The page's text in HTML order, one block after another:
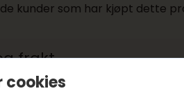
kunder som har kjøpt dette
frakt
cookies